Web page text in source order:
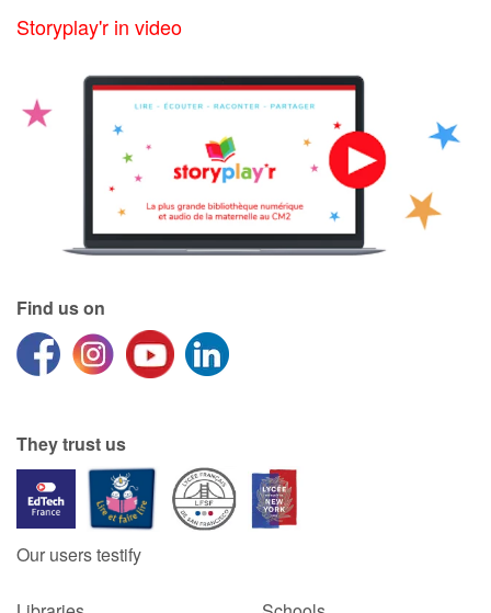
Storyplay'r in video
Find us on
They trust us
Our users testify